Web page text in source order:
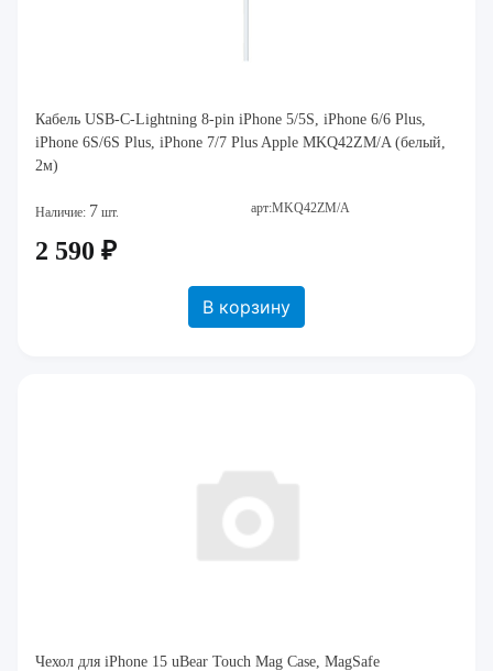
Кабель USB-C-Lightning 8-pin iPhone 5/5S, iPhone 6/6 Plus,
iPhone 6S/6S Plus, iPhone 7/7 Plus Apple MKQ42ZM/A (белый,
2м)
Наличие: 7 шт. арт:MKQ42ZM/A
2 590 ₽
В корзину
Чехол для iPhone 15 uBear Touch Mag Case, MagSafe